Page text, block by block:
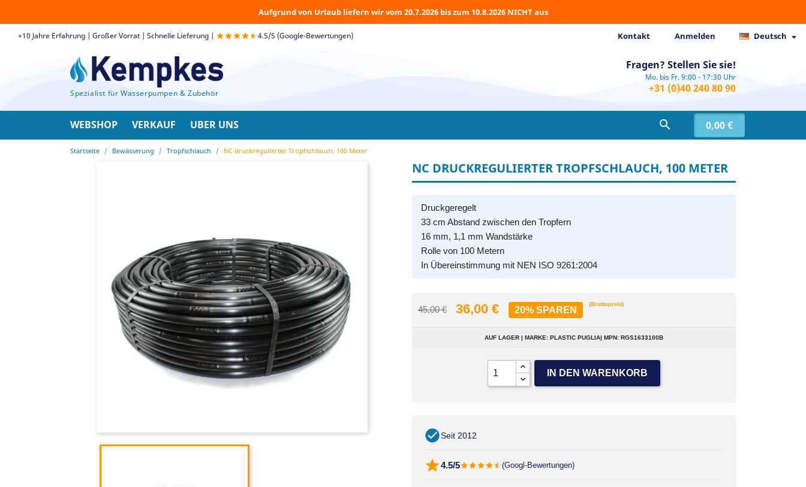
Aufgrund von Urlaub liefern wir vom 20.7.2026 bis zum 10.8.2026 NICHT aus
+10 Jahre Erfahrung | Großer Vorrat | Schnelle Lieferung | 4.5/5 (Google-Bewertungen) Kontakt Anmelden Deutsch 
Spezialist für Wasserpumpen & Zubehör
Fragen? Stellen Sie sie!
Mo. bis Fr. 9:00 - 17:30 Uhr
+31 (0)40 240 80 90
0,00 €

WEBSHOP VERKAUF UBER UNS
Startseite Bewässerung Tropfschlauch NC druckregulierter Tropfschlauch, 100 Meter
NC DRUCKREGULIERTER TROPFSCHLAUCH, 100 METER
Druckgeregelt
33 cm Abstand zwischen den Tropfern
16 mm, 1,1 mm Wandstärke
Rolle von 100 Metern
In Übereinstimmung mit NEN ISO 9261:2004
45,00 € 36,00 € 20% SPAREN
(Bruttopreis)
AUF LAGER | MARKE: PLASTIC PUGLIA| MPN: RGS1633100B
IN DEN WARENKORB
Seit 2012
4.5/5 (Googl-Bewertungen)